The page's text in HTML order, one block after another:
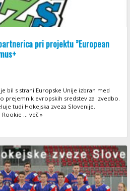
pri projektu ”European
bil s strani Europske Unije izbran med
prejemnik evropskih sredstev za izvedbo.
tudi Hokejska zveza Slovenije.
... več »